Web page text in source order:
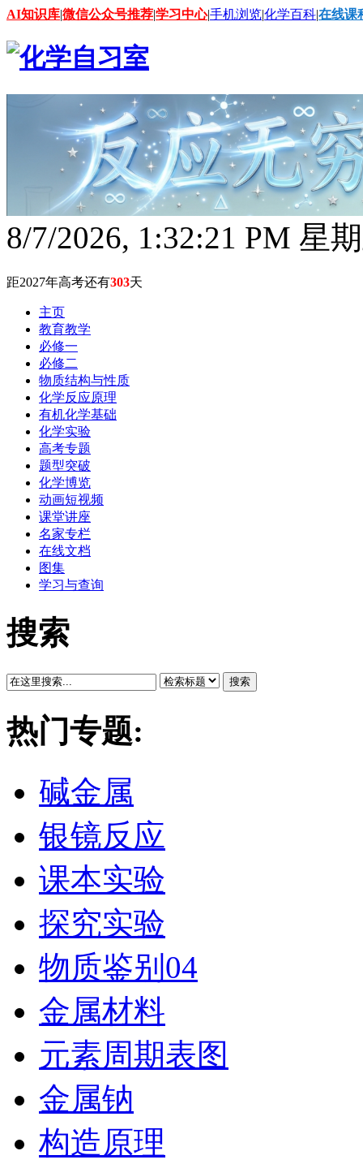
AI知识库|微信公众号推荐|学习中心|手机浏览|化学百科|在线课
8/7/2026, 1:32:23 PM 星
距2027年高考还有303天
主页
教育教学
必修一
必修二
物质结构与性质
化学反应原理
有机化学基础
化学实验
高考专题
题型突破
化学博览
动画短视频
课堂讲座
名家专栏
在线文档
图集
学习与查询
搜索
搜索
热门专题:
碱金属
银镜反应
课本实验
探究实验
物质鉴别04
金属材料
元素周期表图
金属钠
构造原理